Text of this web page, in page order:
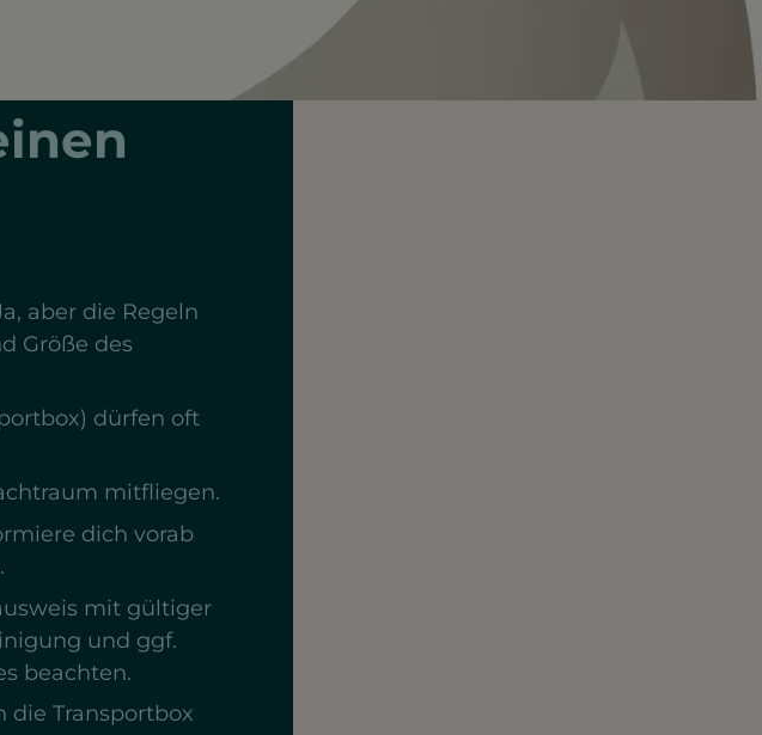
aber die Regeln
Größe des
dürfen oft
mitfliegen.
dich vorab
mit gültiger
und ggf.
beachten.
die Transportbox